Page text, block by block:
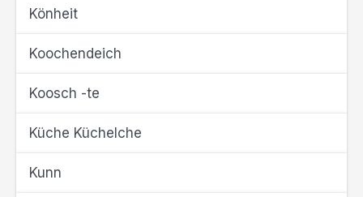
Könheit
Koochendeich
Koosch -te
Küche Küchelche
Kunn